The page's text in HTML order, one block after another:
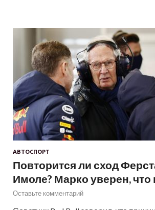
АВТОСПОРТ
Повторится ли сход
Имоле? Марко уверен, что
Оставьте комментарий